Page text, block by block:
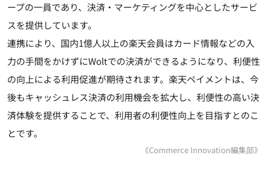
ープの一員であり、決済・マーケティングを中心としたサービ
スを提供しています。
連携により、国内1億人以上の楽天会員はカード情報などの入
力の手間をかけずにWoltでの決済ができるようになり、利便性
の向上による利用促進が期待されます。楽天ペイメントは、今
後もキャッシュレス決済の利用機会を拡大し、利便性の高い決
済体験を提供することで、利用者の利便性向上を目指すとのこ
とです。
《Commerce Innovation編集部》